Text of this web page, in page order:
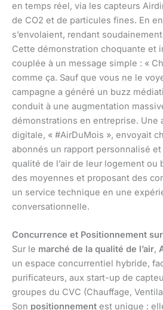
en temps réel, via les capteurs
de CO2 et de particules fines. En
s’envolaient, rendant
Cette démonstration choquante et
couplée à un message simple : «
comme ça. Sauf que vous ne le
campagne a généré un buzz
conduit à une augmentation
démonstrations en entreprise. Une
digitale, « #AirDuMois », envoyait
abonnés un rapport personnalisé
qualité de l’air de leur logement ou
des moyennes et proposant des
un service technique en une
conversationnelle.
Concurrence et Positionnement
Sur le marché de la qualité de l’air,
un espace concurrentiel hybride,
purificateurs, aux start-up de
groupes du CVC (Chauffage,
Son positionnement est unique :